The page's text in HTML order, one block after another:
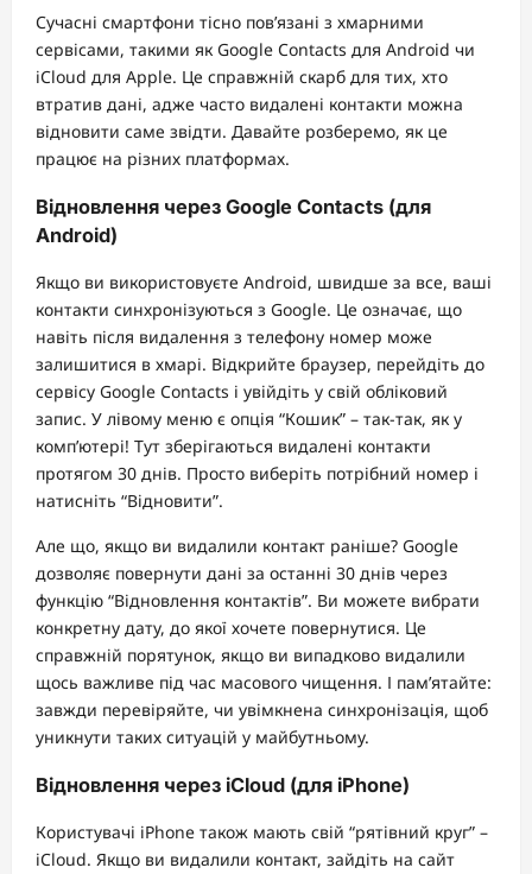
Сучасні смартфони тісно пов’язані з хмарними
сервісами, такими як Google Contacts для Android чи
iCloud для Apple. Це справжній скарб для тих, хто
втратив дані, адже часто видалені контакти можна
відновити саме звідти. Давайте розберемо, як це
працює на різних платформах.
Відновлення через Google Contacts (для
Android)
Якщо ви використовуєте Android, швидше за все, ваші
контакти синхронізуються з Google. Це означає, що
навіть після видалення з телефону номер може
залишитися в хмарі. Відкрийте браузер, перейдіть до
сервісу Google Contacts і увійдіть у свій обліковий
запис. У лівому меню є опція “Кошик” – так-так, як у
комп’ютері! Тут зберігаються видалені контакти
протягом 30 днів. Просто виберіть потрібний номер і
натисніть “Відновити”.
Але що, якщо ви видалили контакт раніше? Google
дозволяє повернути дані за останні 30 днів через
функцію “Відновлення контактів”. Ви можете вибрати
конкретну дату, до якої хочете повернутися. Це
справжній порятунок, якщо ви випадково видалили
щось важливе під час масового чищення. І пам’ятайте:
завжди перевіряйте, чи увімкнена синхронізація, щоб
уникнути таких ситуацій у майбутньому.
Відновлення через iCloud (для iPhone)
Користувачі iPhone також мають свій “рятівний круг” –
iCloud. Якщо ви видалили контакт, зайдіть на сайт